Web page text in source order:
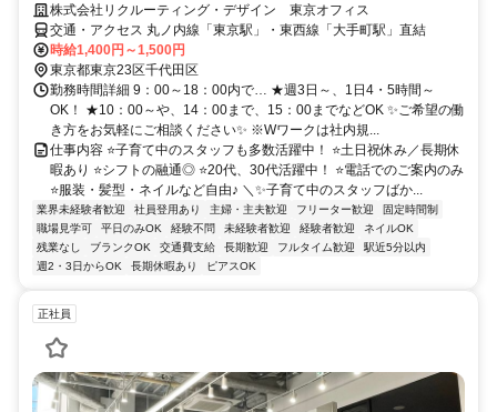
株式会社リクルーティング・デザイン 東京オフィス
交通・アクセス 丸ノ内線「東京駅」・東西線「大手町駅」直結
時給1,400円～1,500円
東京都東京23区千代田区
勤務時間詳細 9：00～18：00内で… ★週3日～、1日4・5時間～
OK！ ★10：00～や、14：00まで、15：00までなどOK ✨ご希望の働
き方をお気軽にご相談ください✨ ※Wワークは社内規...
仕事内容 ⭐子育て中のスタッフも多数活躍中！ ⭐土日祝休み／長期休
暇あり ⭐シフトの融通◎ ⭐20代、30代活躍中！ ⭐電話でのご案内のみ
⭐服装・髪型・ネイルなど自由♪ ＼✨子育て中のスタッフばか...
業界未経験者歓迎 社員登用あり 主婦・主夫歓迎 フリーター歓迎
固定時間制
職場見学可
平日のみOK 経験不問 未経験者歓迎 経験者歓迎
ネイルOK
残業なし
ブランクOK 交通費支給 長期歓迎 フルタイム歓迎
駅近5分以内
週2・3日からOK
長期休暇あり ピアスOK
正社員